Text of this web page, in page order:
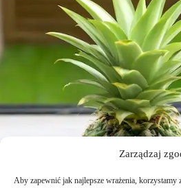
Zarządzaj
Aby zapewnić jak najlepsze wrażenia,